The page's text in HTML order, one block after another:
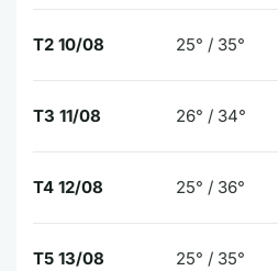
T2 10/08 25° / 35°
T3 11/08 26° / 34°
T4 12/08 25° / 36°
T5 13/08 25° / 35°